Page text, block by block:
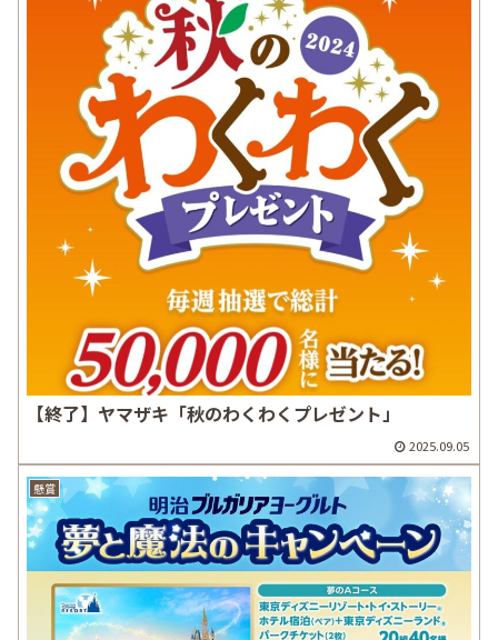
【終了】ヤマザキ「秋のわくわくプレゼント」
2025.09.05
懸賞